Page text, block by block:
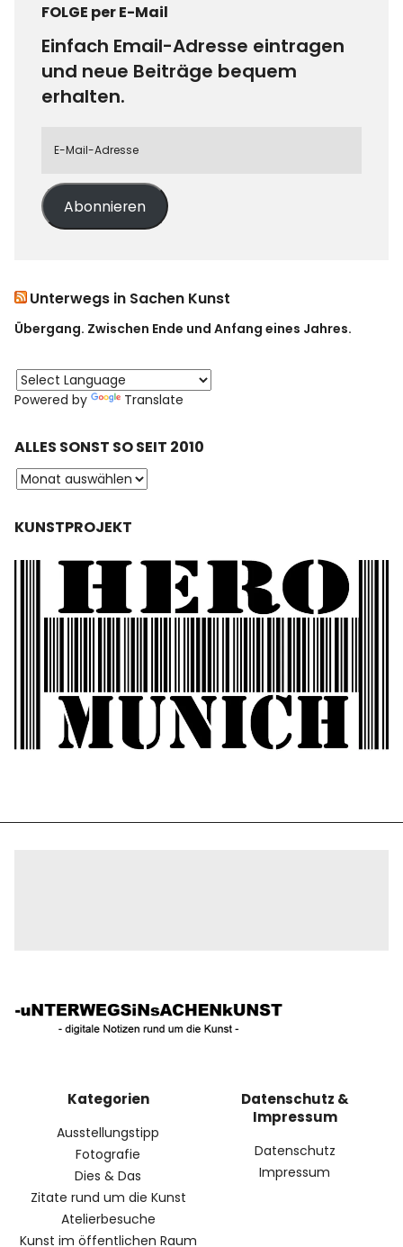
FOLGE per E-Mail
Einfach Email-Adresse eintragen
und neue Beiträge bequem
erhalten.
Abonnieren
Unterwegs in Sachen Kunst
Übergang. Zwischen Ende und Anfang eines Jahres.
Powered by Translate
ALLES SONST SO SEIT 2010
KUNSTPROJEKT
Kategorien
Ausstellungstipp
Fotografie
Dies & Das
Zitate rund um die Kunst
Atelierbesuche
Kunst im öffentlichen Raum
Datenschutz &
Impressum
Datenschutz
Impressum